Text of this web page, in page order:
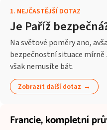
1. NEJČASTĚJŠÍ DOTAZ
Je Paříž
Na světové poměry ano,
bezpečnostní situace mírně
však nemusíte bát.
Zobrazit další dotaz
Francie,kompletní